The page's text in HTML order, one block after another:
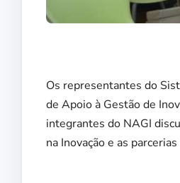
Os representantes do
de Apoio à Gestão de
integrantes do NAGI
na Inovação e as